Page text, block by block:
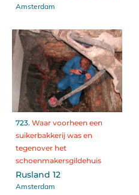
Amsterdam
723. Waar voorheen een
suikerbakkerij was en
tegenover het
schoenmakersgildehuis
Rusland 12
Amsterdam